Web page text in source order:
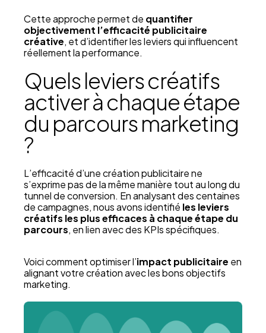
Cette approche permet de quantifier
objectivement l’efficacité publicitaire
créative, et d’identifier les leviers qui influencent
réellement la performance.
Quels leviers créatifs
activer à chaque étape
du parcours marketing
?
L’efficacité d’une création publicitaire ne
s’exprime pas de la même manière tout au long du
tunnel de conversion. En analysant des centaines
de campagnes, nous avons identifié les leviers
créatifs les plus efficaces à chaque étape du
parcours, en lien avec des KPIs spécifiques.
Voici comment optimiser l’impact publicitaire en
alignant votre création avec les bons objectifs
marketing.